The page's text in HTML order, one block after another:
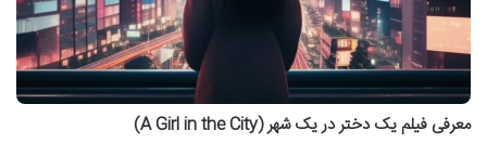
معرفی فیلم یک دختر در یک شهر (A Girl in the City)